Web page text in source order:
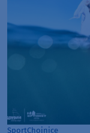
SportChojnice